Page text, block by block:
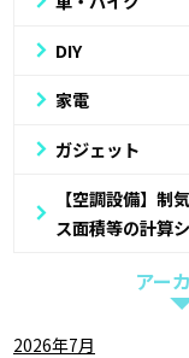
DIY
家電
ガジェット
【空調設備】制
ス面積等の計算
アー
2026年7月